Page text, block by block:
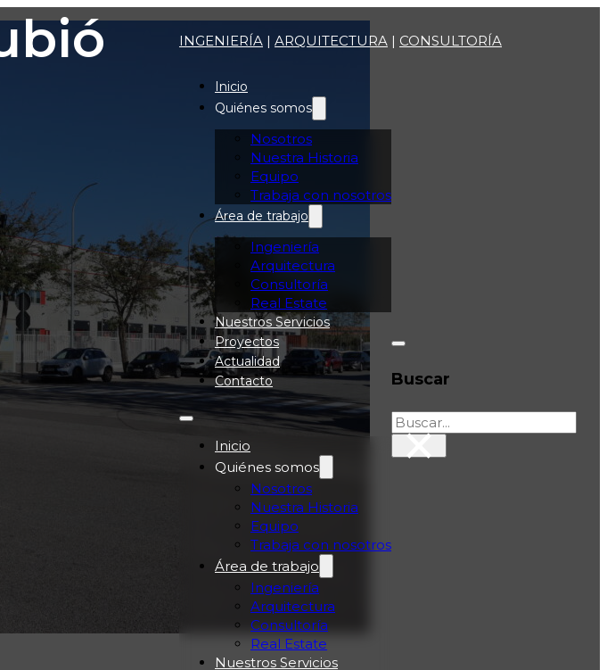
INGENIERÍA | ARQUITECTURA | CONSULTORÍA
Inicio
Quiénes somos
Nosotros
Nuestra Historia
Equipo
Trabaja con nosotros
Área de trabajo
Ingeniería
Arquitectura
Consultoría
Real Estate
Nuestros Servicios
Proyectos
Actualidad
Contacto
Inicio
Quiénes somos
Nosotros
Nuestra Historia
Equipo
Trabaja con nosotros
Área de trabajo
Ingeniería
Arquitectura
Consultoría
Real Estate
Nuestros Servicios
Buscar
Buscar
×